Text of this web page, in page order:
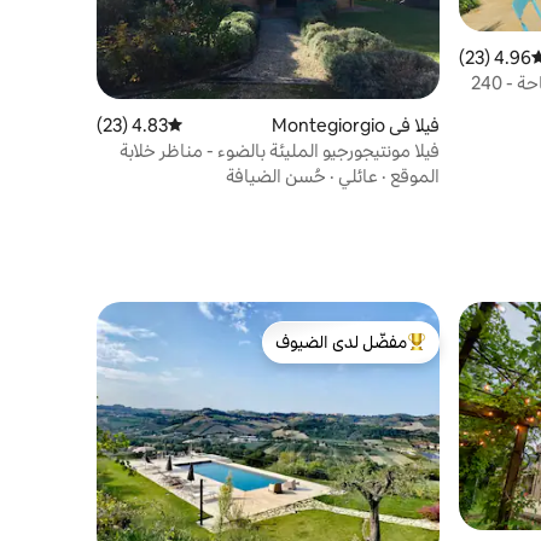
التقييم 4.96 من 5، 23 مراجعات
4.96 (23)
ليمونفيلا - موقع بانورامي - حمام سباحة - 240
فيلا في Montegiorgio متوسط التقييم 4.83 من 5، 23 مراجعات
4.83 (23)
فيلا مونتيجورجيو المليئة بالضوء - مناظر خلابة
الموقع · عائلي · حُسن الضيافة
من أبرز البيوت المفضّلة لدى الضيوف
مفضّل لدى الضيوف